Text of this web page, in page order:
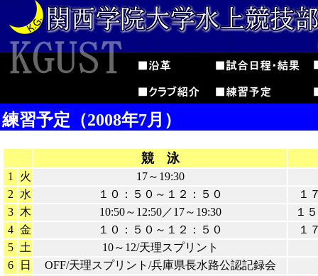
競 泳
1 火
17～19:30
2
水 １０：５０～１２：５０
１
3
木 10:50～12:50／17～19:30
１
4 金 １０：５０～１２：５０
１
5
土
10～12/天理スプリント
6
日
OFF/天理スプリント/兵庫県長水路公認記録会
練習予定（2008年7月）